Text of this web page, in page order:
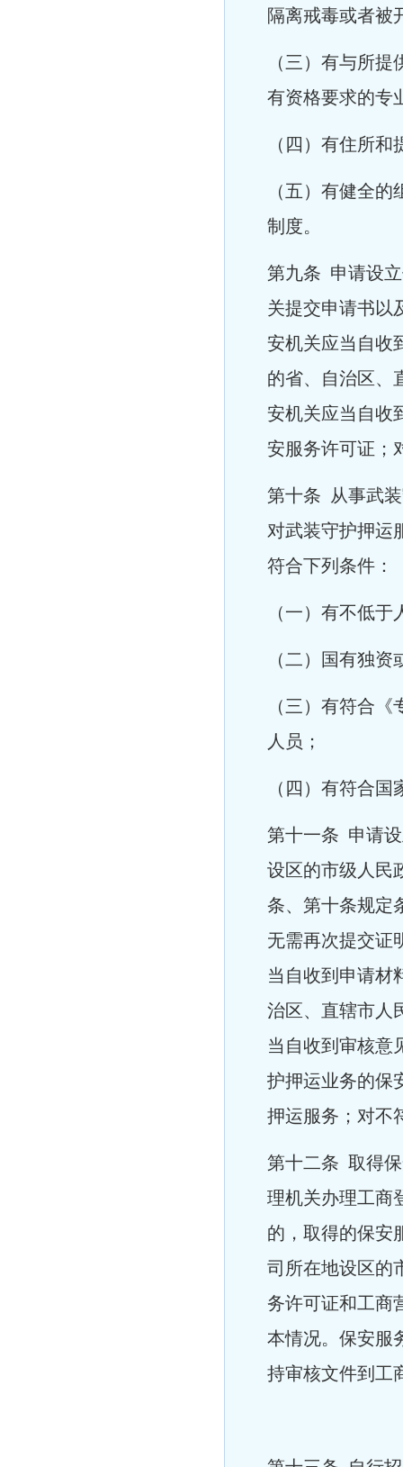
隔离戒毒或者被
（三）有与所
有资格要求的专
（四）有住所
（五）有健全
制度。
第九条 申请设
关提交申请书以
安机关应当自收
的省、自治区、
安机关应当自收
安服务许可证；
第十条 从事武
对武装守护押运
符合下列条件：
（一）有不低
（二）国有独资
（三）有符合
人员；
（四）有符合
第十一条 申请
设区的市级人民
条、第十条规定
无需再次提交证
当自收到申请材
治区、直辖市人
当自收到审核意
护押运业务的保
押运服务；对不
第十二条 取得
理机关办理工商
的，取得的保安
司所在地设区的
务许可证和工商
本情况。保安服
持审核文件到工